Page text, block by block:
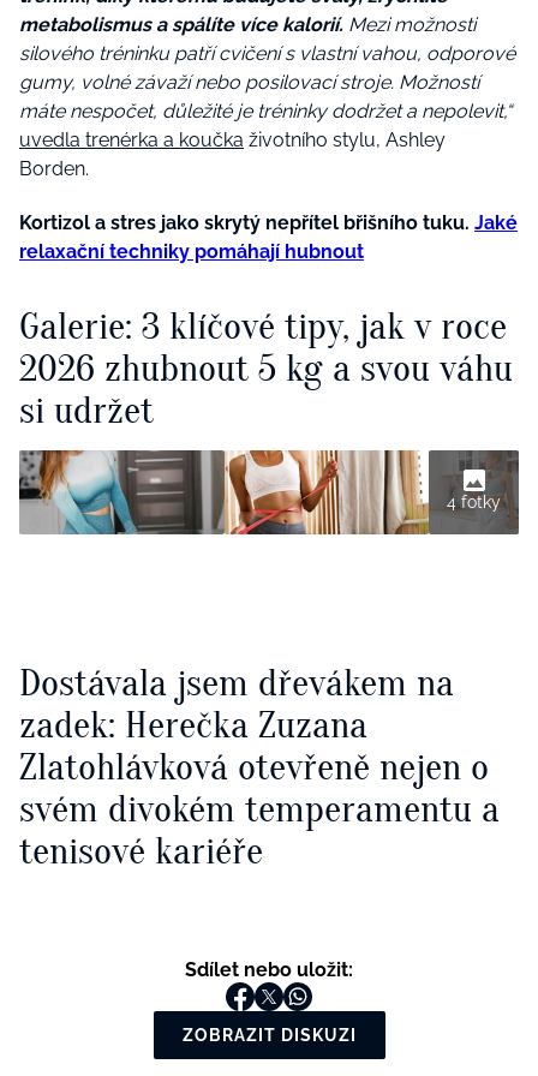
metabolismus a spálíte více kalorií. Mezi možnosti
silového tréninku patří cvičení s vlastní vahou, odporové
gumy, volné závaží nebo posilovací stroje. Možností
máte nespočet, důležité je tréninky dodržet a nepolevit,“
uvedla trenérka a koučka životního stylu, Ashley
Borden.
Kortizol a stres jako skrytý nepřítel břišního tuku. Jaké
relaxační techniky pomáhají hubnout
Galerie: 3 klíčové tipy, jak v roce
2026 zhubnout 5 kg a svou váhu
si udržet
4 fotky
Dostávala jsem dřevákem na
zadek: Herečka Zuzana
Zlatohlávková otevřeně nejen o
svém divokém temperamentu a
tenisové kariéře
Sdílet nebo uložit:
ZOBRAZIT DISKUZI